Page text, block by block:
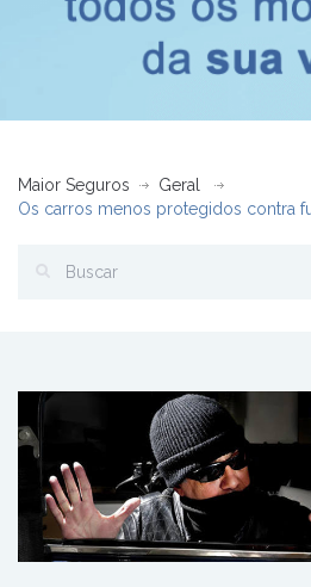
Maior Seguros
Geral
Os carros menos protegidos contra